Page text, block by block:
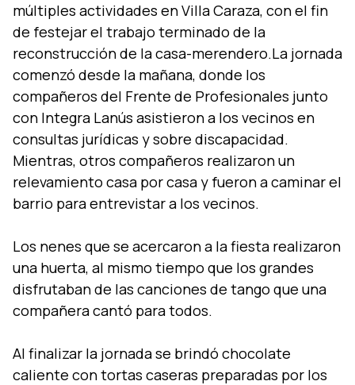
múltiples actividades en Villa Caraza, con el fin
de festejar el trabajo terminado de la
reconstrucción de la casa-merendero.La jornada
comenzó desde la mañana, donde los
compañeros del Frente de Profesionales junto
con Integra Lanús asistieron a los vecinos en
consultas jurí­dicas y sobre discapacidad.
Mientras, otros compañeros realizaron un
relevamiento casa por casa y fueron a caminar el
barrio para entrevistar a los vecinos.
Los nenes que se acercaron a la fiesta realizaron
una huerta, al mismo tiempo que los grandes
disfrutaban de las canciones de tango que una
compañera cantó para todos.
Al finalizar la jornada se brindó chocolate
caliente con tortas caseras preparadas por los